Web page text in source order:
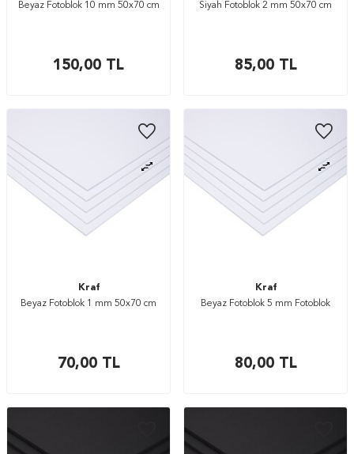
Beyaz Fotoblok 10 mm 50x70 cm
150,00 TL
Siyah Fotoblok 2 mm 50x70 cm
85,00TL
Kraf
Beyaz Fotoblok 1 mm 50x70 cm
70,00TL
Kraf
Beyaz Fotoblok 5 mm Fotoblok
80,00TL